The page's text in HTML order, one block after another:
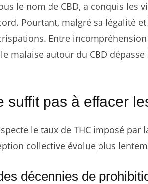
le nom de CBD, a conquis les
Pourtant, malgré sa légalité et
Entre
malaise autour du CBD
suffit pas à effacer
le taux de THC imposé par
collective évolue plus
décennies de